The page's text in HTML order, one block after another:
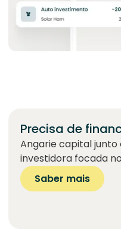
Precisa de
Angarie capital
investidora focada
Saber mais